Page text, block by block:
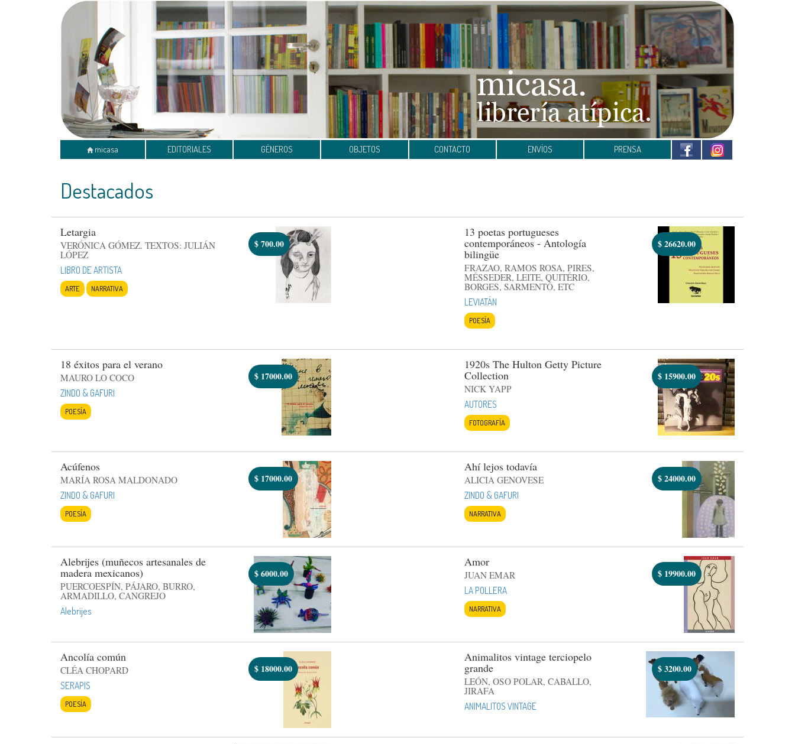
micasa EDITORIALES GÉNEROS OBJETOS CONTACTO ENVÍOS PRENSA
Destacados
Letargia
VERÓNICA GÓMEZ. TEXTOS: JULIÁN
LÓPEZ
LIBRO DE ARTISTA
ARTE NARRATIVA
$700.00
13 poetas portugueses
contemporáneos - Antología
bilingüe
FRAZAO, RAMOS ROSA, PIRES,
MÉSSEDER, LEITE, QUITÉRIO,
BORGES, SARMENTO, ETC
LEVIATÁN
POESÍA
$26620.00
18 éxitos para el verano
MAURO LO COCO
ZINDO & GAFURI
POESÍA
$17000.00
1920s The Hulton Getty Picture
Collection
NICK YAPP
AUTORES
FOTOGRAFÍA
$ 15900.00
Acúfenos
MARÍA ROSA MALDONADO
ZINDO & GAFURI
POESÍA
$17000.00
Ahí lejos todavía
ALICIA GENOVESE
ZINDO & GAFURI
NARRATIVA
$24000.00
Alebrijes (muñecos artesanales de
madera mexicanos)
PUERCOESPÍN, PÁJARO, BURRO,
ARMADILLO, CANGREJO
Alebrijes
$6000.00
Amor
JUAN EMAR
LA POLLERA
NARRATIVA
$ 19900.00
Ancolía común
CLÉA CHOPARD
SERAPIS
POESÍA
$18000.00
Animalitos vintage terciopelo
grande
LEÓN, OSO POLAR, CABALLO,
JIRAFA
ANIMALITOS VINTAGE
$3200.00